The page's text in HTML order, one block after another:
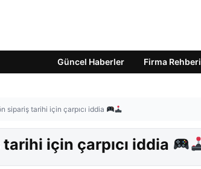
Güncel Haberler Firma Rehberi
sipariş tarihi için çarpıcı iddia
tarihi için çarpıcı iddia